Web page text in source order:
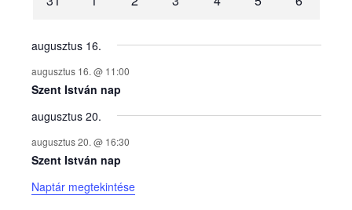
n
y
e
k
n
augusztus 16.
augusztus 16. @ 11:00
Szent István nap
augusztus 20.
augusztus 20. @ 16:30
Szent István nap
Naptár megtekintése